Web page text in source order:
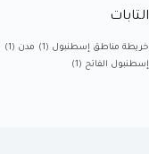
التابات
خريطة مناطق إسطنبول (1) مدن (1)
إسطنبول الفاتح (1)